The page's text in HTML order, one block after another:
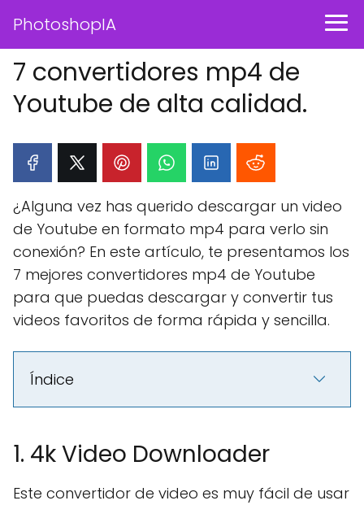
PhotoshopIA
7 convertidores mp4 de
Youtube de alta calidad.
¿Alguna vez has querido descargar un video
de Youtube en formato mp4 para verlo sin
conexión? En este artículo, te presentamos los
7 mejores convertidores mp4 de Youtube
para que puedas descargar y convertir tus
videos favoritos de forma rápida y sencilla.
Índice
1. 4k Video Downloader
Este convertidor de video es muy fácil de usar